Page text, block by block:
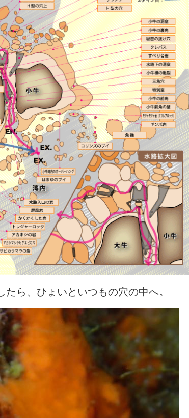
ら、ひょいといつもの穴の中へ。